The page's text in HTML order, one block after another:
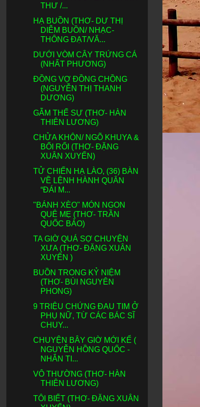
THƯ /...
HẠ BUỒN (THƠ- DƯ THỊ
DIỄM BUỒN/ NHẠC-
THÔNG ĐẠT/VĂ...
DƯỚI VÒM CÂY TRỨNG CÁ
(NHẤT PHƯƠNG)
ĐỒNG VỢ ĐỒNG CHỒNG
(NGUYỄN THỊ THANH
DƯƠNG)
GẪM THẾ SỰ (THƠ- HÀN
THIÊN LƯƠNG)
CHỬA KHÔN/ NGÕ KHUYA &
BỐI RỐI (THƠ- ĐẶNG
XUÂN XUYẾN)
TỬ CHIẾN HẠ LÀO, (36) BÀN
VỀ LỆNH HÀNH QUÂN
“ĐÁI M...
"BÁNH XÈO" MÓN NGON
QUÊ MẸ (THƠ- TRẦN
QUỐC BẢO)
TA GIỜ QUÁ SỢ CHUYỆN
XƯA (THƠ- ĐẶNG XUÂN
XUYẾN )
BUỒN TRONG KỶ NIỆM
(THƠ- BÙI NGUYÊN
PHONG)
9 TRIỆU CHỨNG ĐAU TIM Ở
PHỤ NỮ, TỪ CÁC BÁC SĨ
CHUY...
CHUYỆN BÂY GIỜ MỚI KỂ (
NGUYỄN HỒNG QUỐC -
NHẮN TI...
VÔ THƯỜNG (THƠ- HÀN
THIÊN LƯƠNG)
TÔI BIẾT (THƠ- ĐẶNG XUÂN